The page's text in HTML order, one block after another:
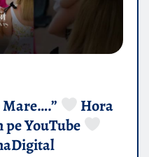
Mare….”
Hora
YouTube